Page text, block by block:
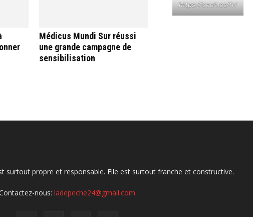
Médicus Mundi Sur réussi
une grande campagne de
sensibilisation
https://cecit.es/fr/
surtout propre et responsable. Elle est surtout franche et constructive.
nous: ladepeche24@gmail.com